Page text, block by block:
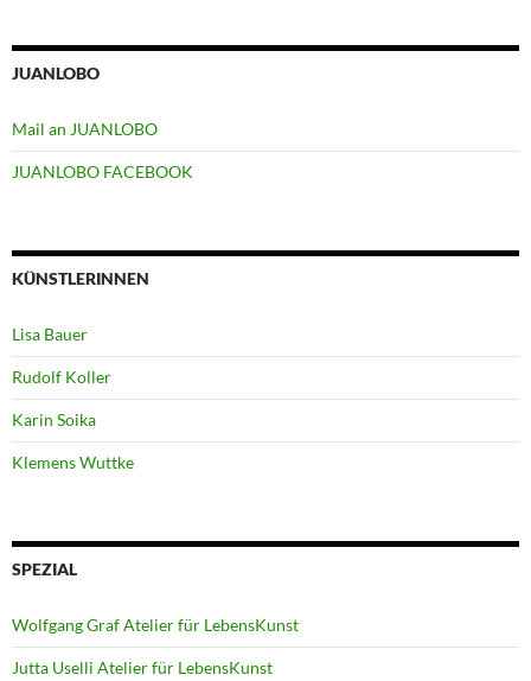
JUANLOBO
Mail an JUANLOBO
JUANLOBO FACEBOOK
KÜNSTLERINNEN
Lisa Bauer
Rudolf Koller
Karin Soika
Klemens Wuttke
SPEZIAL
Wolfgang Graf Atelier für LebensKunst
Jutta Uselli Atelier für LebensKunst